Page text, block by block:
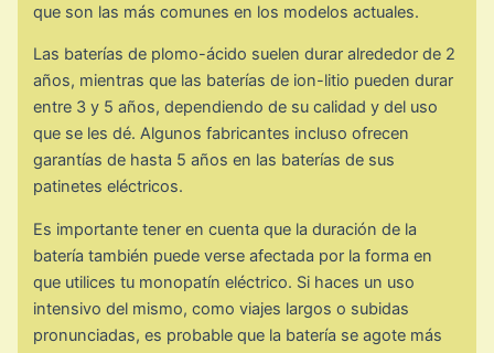
que son las más comunes en los modelos actuales.
Las baterías de plomo-ácido suelen durar alrededor de 2
años, mientras que las baterías de ion-litio pueden durar
entre 3 y 5 años, dependiendo de su calidad y del uso
que se les dé. Algunos fabricantes incluso ofrecen
garantías de hasta 5 años en las baterías de sus
patinetes eléctricos.
Es importante tener en cuenta que la duración de la
batería también puede verse afectada por la forma en
que utilices tu monopatín eléctrico. Si haces un uso
intensivo del mismo, como viajes largos o subidas
pronunciadas, es probable que la batería se agote más